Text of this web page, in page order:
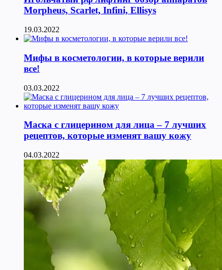
Morpheus, Scarlet, Infini, Ellisys
19.03.2022
Мифы в косметологии, в которые верили
все!
03.03.2022
Маска с глицерином для лица – 7 лучших
рецептов, которые изменят вашу кожу
04.03.2022